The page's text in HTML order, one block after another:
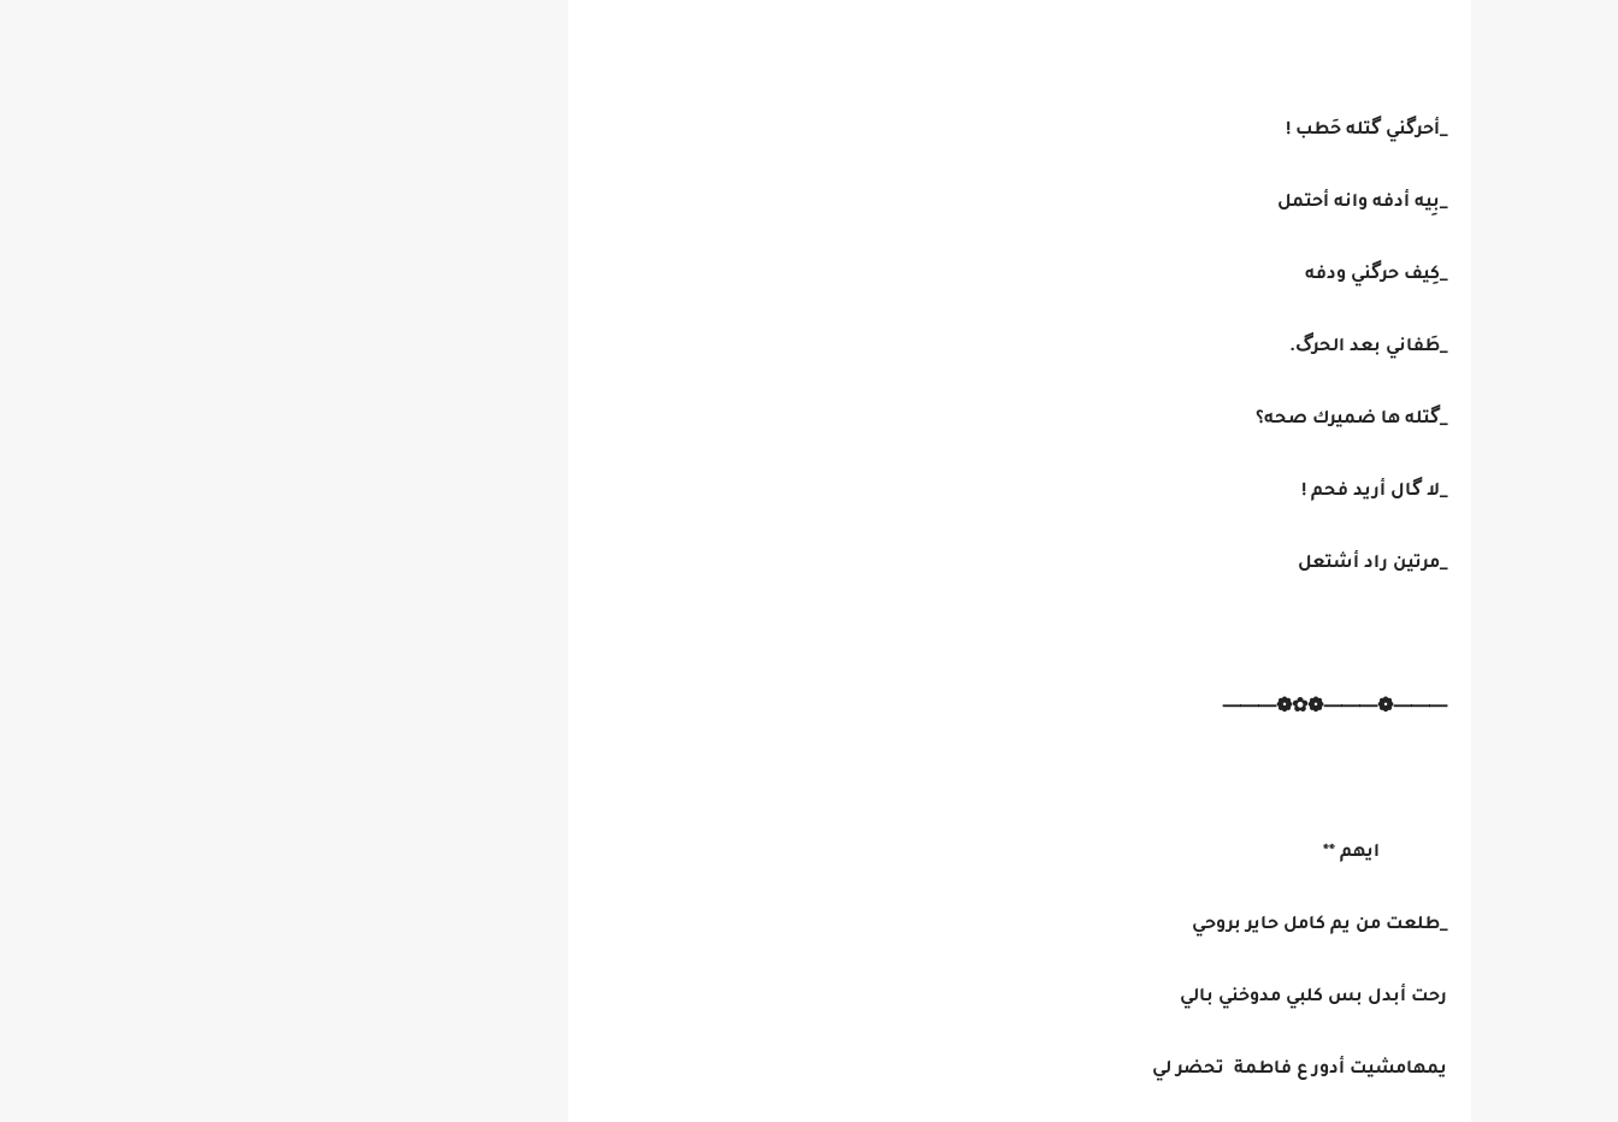
_‏أحرگني گتله حَطب !
_بِيه أدفه وانه أحتمل
_كِيف حرگني ودفه
_طَفاني بعد الحرگ.
_گتله ها ضميرك صحه؟
_لا گال أريد فحم !
_مرتين راد أشتعل
⸻❁⸻❁✿❁⸻
ايهم **
_طلعت من يم كامل حاير بروحي
رحت أبدل بس كلبي مدوخني بالي
يمهامشيت أدور ع فاطمة تحضر لي